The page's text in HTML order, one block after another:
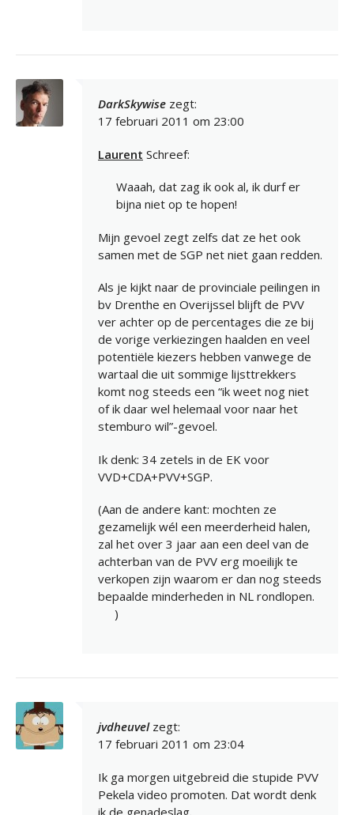
DarkSkywise zegt:
17 februari 2011 om 23:00
Laurent Schreef:
Waaah, dat zag ik ook al, ik durf er
bijna niet op te hopen!
Mijn gevoel zegt zelfs dat ze het ook
samen met de SGP net niet gaan redden.
Als je kijkt naar de provinciale peilingen in
bv Drenthe en Overijssel blijft de PVV
ver achter op de percentages die ze bij
de vorige verkiezingen haalden en veel
potentiële kiezers hebben vanwege de
wartaal die uit sommige lijsttrekkers
komt nog steeds een “ik weet nog niet
of ik daar wel helemaal voor naar het
stemburo wil”-gevoel.
Ik denk: 34 zetels in de EK voor
VVD+CDA+PVV+SGP.
(Aan de andere kant: mochten ze
gezamelijk wél een meerderheid halen,
zal het over 3 jaar aan een deel van de
achterban van de PVV erg moeilijk te
verkopen zijn waarom er dan nog steeds
bepaalde minderheden in NL rondlopen.
)
jvdheuvel zegt:
17 februari 2011 om 23:04
Ik ga morgen uitgebreid die stupide PVV
Pekela video promoten. Dat wordt denk
ik de genadeslag.